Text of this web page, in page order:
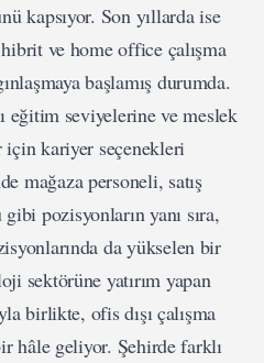
kapsıyor. Son yıllarda ise
ve home office çalışma
başlamış durumda.
eğitim seviyelerine ve meslek
için kariyer seçenekleri
mağaza personeli, satış
pozisyonların yanı sıra,
da yükselen bir
sektörüne yatırım yapan
birlikte, ofis dışı çalışma
hâle geliyor. Şehirde farklı